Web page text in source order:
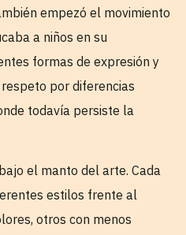
empezó el movimiento
a niños en su
formas de expresión y
por diferencias
todavía persiste la
el manto del arte. Cada
estilos frente al
otros con menos